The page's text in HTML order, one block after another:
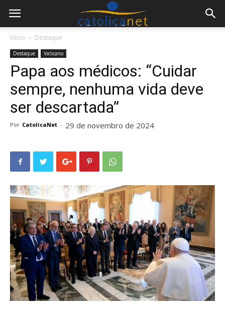
Início Destaque
Destaque Vaticano
Papa aos médicos: “Cuidar
sempre, nenhuma vida deve
ser descartada”
Por CatolicaNet - 29 de novembro de 2024